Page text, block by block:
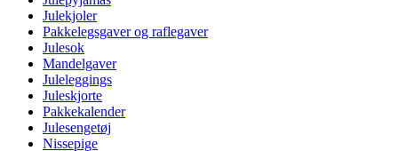
Julekjoler
Pakkelegsgaver og raflegaver
Julesok
Mandelgaver
Juleleggings
Juleskjorte
Pakkekalender
Julesengetøj
Nissepige